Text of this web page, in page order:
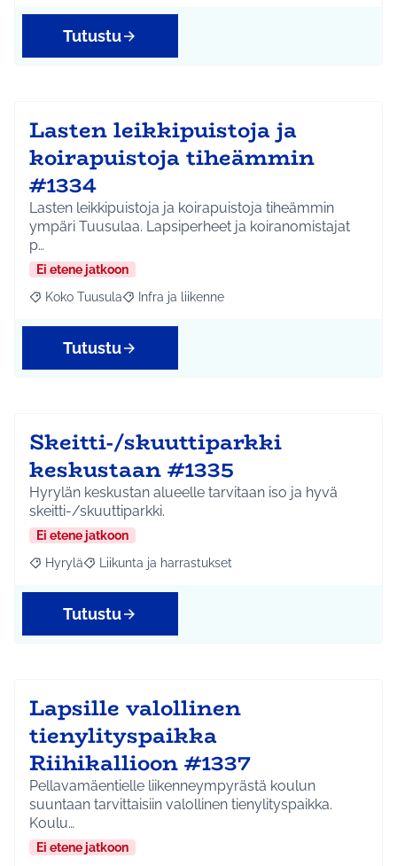
Tutustu
Lasten leikkipuistoja ja
koirapuistoja tiheämmin
#1334
Lasten leikkipuistoja ja koirapuistoja tiheämmin
ympäri Tuusulaa. Lapsiperheet ja koiranomistajat
p…
Ei etene jatkoon
Rajaa tulokset aihepiirin mukaan: Koko Tuusula
Koko Tuusula Rajaa tulokset teeman mukaan: Infra ja liikenne
Infra ja liikenne
Tutustu
Skeitti-/skuuttiparkki
keskustaan #1335
Hyrylän keskustan alueelle tarvitaan iso ja hyvä
skeitti-/skuuttiparkki.
Ei etene jatkoon
Rajaa tulokset aihepiirin mukaan: Hyrylä
Hyrylä Rajaa tulokset teeman mukaan: Liikunta ja
Liikunta ja harrastukset
Tutustu
Lapsille valollinen
tienylityspaikka
Riihikallioon #1337
Pellavamäentielle liikenneympyrästä koulun
suuntaan tarvittaisiin valollinen tienylityspaikka.
Koulu…
Ei etene jatkoon